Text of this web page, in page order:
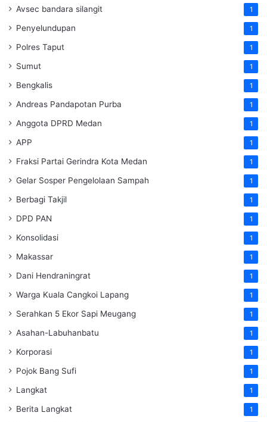
Avsec bandara silangit 1
Penyelundupan 1
Polres Taput 1
Sumut 1
Bengkalis 1
Andreas Pandapotan Purba 1
Anggota DPRD Medan 1
APP 1
Fraksi Partai Gerindra Kota Medan 1
Gelar Sosper Pengelolaan Sampah 1
Berbagi Takjil 1
DPD PAN 1
Konsolidasi 1
Makassar 1
Dani Hendraningrat 1
Warga Kuala Cangkoi Lapang 1
Serahkan 5 Ekor Sapi Meugang 1
Asahan-Labuhanbatu 1
Korporasi 1
Pojok Bang Sufi 1
Langkat 1
Berita Langkat 1